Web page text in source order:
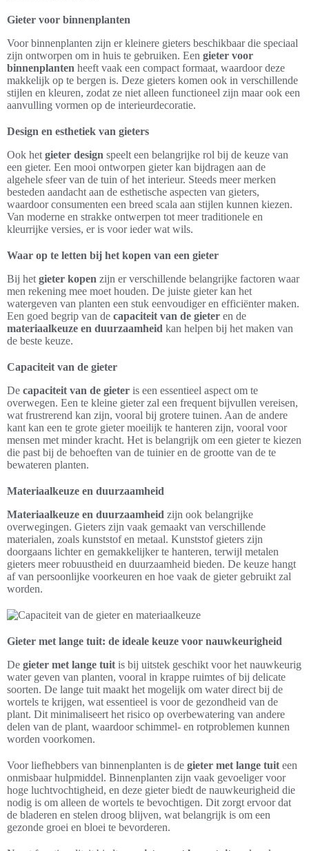
Gieter voor binnenplanten
Voor binnenplanten zijn er kleinere gieters beschikbaar die speciaal
zijn ontworpen om in huis te gebruiken. Een gieter voor
binnenplanten heeft vaak een compact formaat, waardoor deze
makkelijk op te bergen is. Deze gieters komen ook in verschillende
stijlen en kleuren, zodat ze niet alleen functioneel zijn maar ook een
aanvulling vormen op de interieurdecoratie.
Design en esthetiek van gieters
Ook het gieter design speelt een belangrijke rol bij de keuze van
een gieter. Een mooi ontworpen gieter kan bijdragen aan de
algehele sfeer van de tuin of het interieur. Steeds meer merken
besteden aandacht aan de esthetische aspecten van gieters,
waardoor consumenten een breed scala aan stijlen kunnen kiezen.
Van moderne en strakke ontwerpen tot meer traditionele en
kleurrijke versies, er is voor ieder wat wils.
Waar op te letten bij het kopen van een gieter
Bij het gieter kopen zijn er verschillende belangrijke factoren waar
men rekening mee moet houden. De juiste gieter kan het
watergeven van planten een stuk eenvoudiger en efficiënter maken.
Een goed begrip van de capaciteit van de gieter en de
materiaalkeuze en duurzaamheid kan helpen bij het maken van
de beste keuze.
Capaciteit van de gieter
De capaciteit van de gieter is een essentieel aspect om te
overwegen. Een te kleine gieter zal een frequent bijvullen vereisen,
wat frustrerend kan zijn, vooral bij grotere tuinen. Aan de andere
kant kan een te grote gieter moeilijk te hanteren zijn, vooral voor
mensen met minder kracht. Het is belangrijk om een gieter te kiezen
die past bij de behoeften van de tuinier en de grootte van de te
bewateren planten.
Materiaalkeuze en duurzaamheid
Materiaalkeuze en duurzaamheid zijn ook belangrijke
overwegingen. Gieters zijn vaak gemaakt van verschillende
materialen, zoals kunststof en metaal. Kunststof gieters zijn
doorgaans lichter en gemakkelijker te hanteren, terwijl metalen
gieters meer robuustheid en duurzaamheid bieden. De keuze hangt
af van persoonlijke voorkeuren en hoe vaak de gieter gebruikt zal
worden.
Gieter met lange tuit: de ideale keuze voor nauwkeurigheid
De gieter met lange tuit is bij uitstek geschikt voor het nauwkeurig
water geven van planten, vooral in krappe ruimtes of bij delicate
soorten. De lange tuit maakt het mogelijk om water direct bij de
wortels te krijgen, wat essentieel is voor de gezondheid van de
plant. Dit minimaliseert het risico op overbewatering van andere
delen van de plant, waardoor schimmel- en rotproblemen kunnen
worden voorkomen.
Voor liefhebbers van binnenplanten is de gieter met lange tuit een
onmisbaar hulpmiddel. Binnenplanten zijn vaak gevoeliger voor
hoge luchtvochtigheid, en deze gieter biedt de nauwkeurigheid die
nodig is om alleen de wortels te bevochtigen. Dit zorgt ervoor dat
de bladeren en stelen droog blijven, wat belangrijk is om een
gezonde groei en bloei te bevorderen.